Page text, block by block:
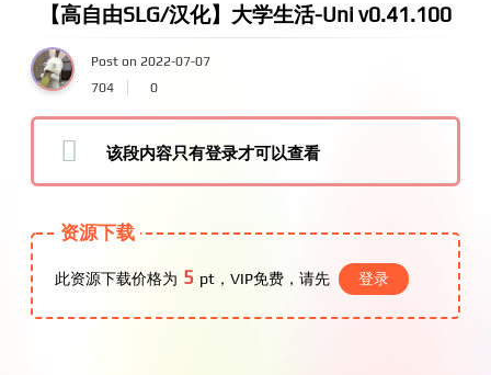
【高自由SLG/汉化】大学生活-Uni v0.41.100
Post on 2022-07-07
704
0
该段内容只有登录才可以查看
资源下载
此资源下载价格为 5 pt，VIP免费，请先 登录